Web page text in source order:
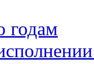
годам